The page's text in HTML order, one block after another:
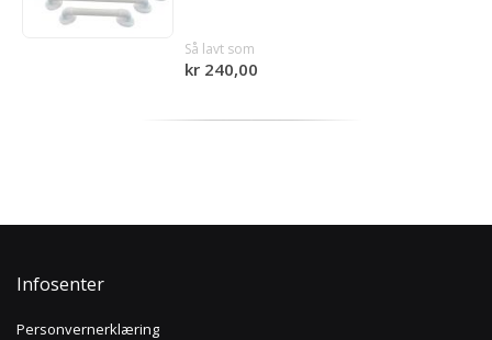
Så lavt som
kr 240,00
Infosenter
Personvernerklæring